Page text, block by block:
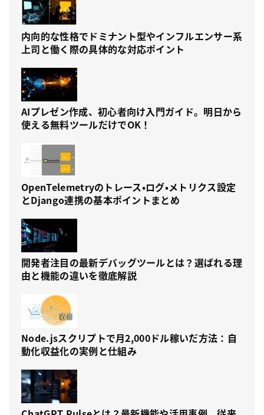
内向的な性格でドミナント型やインフルエンサー系
上司と働く際の具体的な対応ポイント
AIプレゼン作成、初心者向け入門ガイド。明日から
使える無料ツールだけでOK！
OpenTelemetryのトレース・ログ・メトリクス設定
とDjango連携の基本ポイントまとめ
開発者注目の最新デバッグツールとは？選ばれる理
由と機能の違いを徹底解説
Node.jsスクリプトで月2,000ドル稼いだ方法：自
動化収益化の実例と仕組み